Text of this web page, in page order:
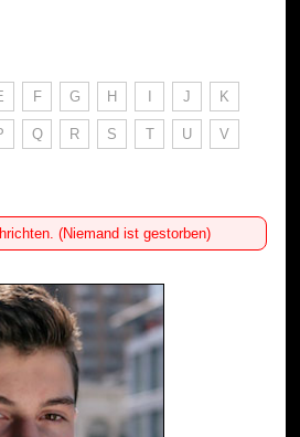
F G H I J K
Q R S T U V
(Niemand ist gestorben)